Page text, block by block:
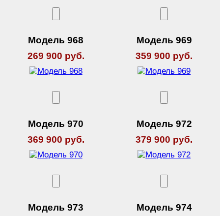
Модель 968
269 900 руб.
Модель 969
359 900 руб.
Модель 970
369 900 руб.
Модель 972
379 900 руб.
Модель 973
Модель 974